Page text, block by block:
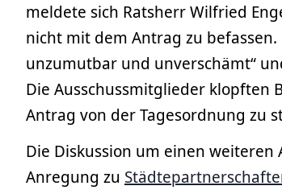
meldete sich Ratsherr Wilfried
nicht mit dem Antrag zu befassen.
unzumutbar und unverschämt“
Die Ausschussmitglieder klopften
Antrag von der Tagesordnung zu
Die Diskussion um einen weiteren
Anregung zu